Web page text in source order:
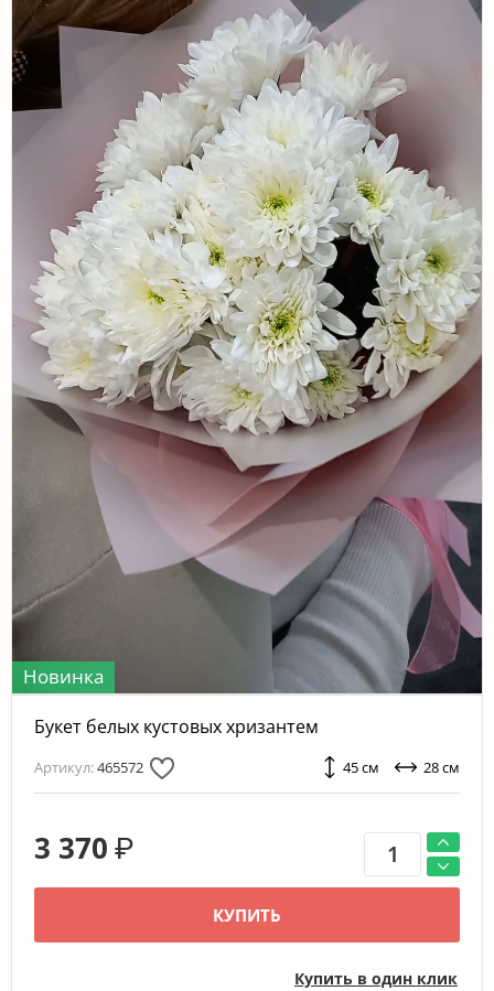
Новинка
Букет белых кустовых хризантем
Артикул:465572 45 см 28 см
3 370 ₽
КУПИТЬ
Купить в один клик